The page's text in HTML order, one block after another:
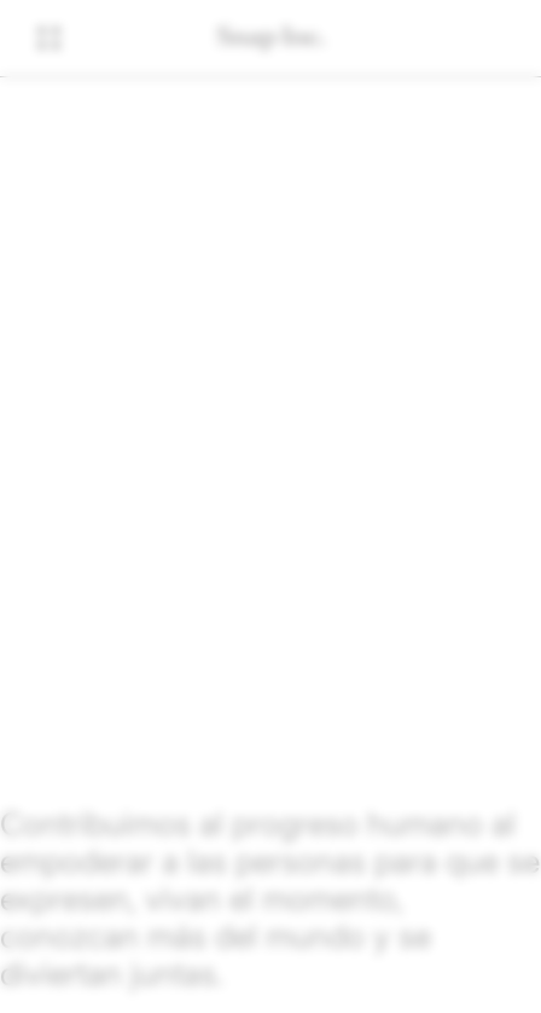
Contribuimos al progreso humano al
empoderar a las personas para que se
expresen, vivan el momento,
conozcan más del mundo y se
diviertan juntas.